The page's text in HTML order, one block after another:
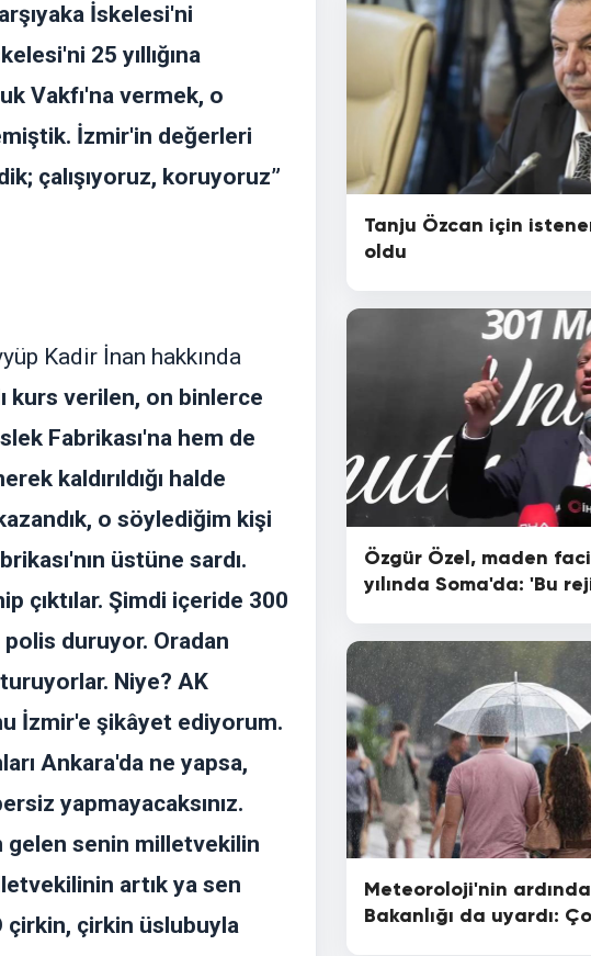
İskelesi'ni
25 yıllığına
Vakfı'na vermek, o
İzmir'in değerleri
çalışıyoruz, koruyoruz”
Kadir İnan hakkında
kurs verilen, on binlerce
Fabrikası'na hem de
kaldırıldığı halde
o söylediğim kişi
üstüne sardı.
çıktılar. Şimdi içeride 300
polis duruyor. Oradan
Niye? AK
İzmir'e şikâyet ediyorum.
Ankara'da ne yapsa,
yapmayacaksınız.
gelen senin milletvekilin
artık ya sen
çirkin, çirkin üslubuyla
Tanju Özcan için
oldu
Özgür Özel, maden
yılında Soma'da: 'Bu
Meteoroloji'nin
Bakanlığı da uyardı: